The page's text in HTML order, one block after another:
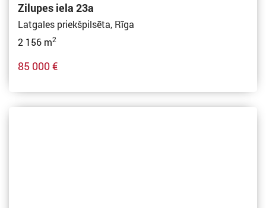
Zilupes iela 23a
Latgales priekšpilsēta, Rīga
2 156 m2
85 000 €